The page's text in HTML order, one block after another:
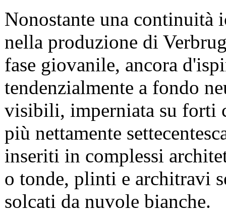
Nonostante una continuità
nella produzione di
fase giovanile, ancora
tendenzialmente a fondo
visibili, imperniata su forti
più nettamente
inseriti in complessi
o tonde, plinti e architravi
solcati da nuvole bianche.